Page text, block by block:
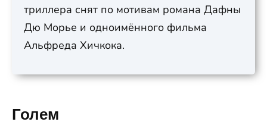
триллера снят по мотивам романа Дафны
Дю Морье и одноимённого фильма
Альфреда Хичкока.
Голем